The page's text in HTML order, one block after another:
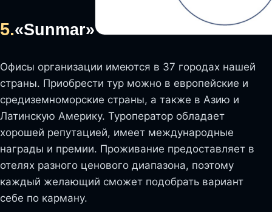
5.«Sunmar»
Офисы организации имеются в 37 городах нашей
страны. Приобрести тур можно в европейские и
средиземноморские страны, а также в Азию и
Латинскую Америку. Туроператор обладает
хорошей репутацией, имеет международные
награды и премии. Проживание предоставляет в
отелях разного ценового диапазона, поэтому
каждый желающий сможет подобрать вариант
себе по карману.